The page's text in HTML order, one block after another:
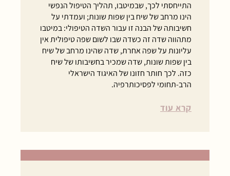
התייחסתי לכך, שבמיטבו, תהליך הטיפול הנפשי
הינו מרחב של שיח בין שפות שונות; ועמדתי על
חשיבותה של הבנה זו עבור השדה הטיפולי: במיטבו
מתהווה שדה זה כשדה שבו לשום שפה טיפולית אין
עליונות על שפה אחרת, שדה שהינו מרחב של שיח
בין שפות שונות, שדה שמכיר בחשיבותו של שיח
כזה. לכך חותר חזונו של האיגוד הישראלי
הרב-תחומי לפסיכותרפיה.
קרא עוד